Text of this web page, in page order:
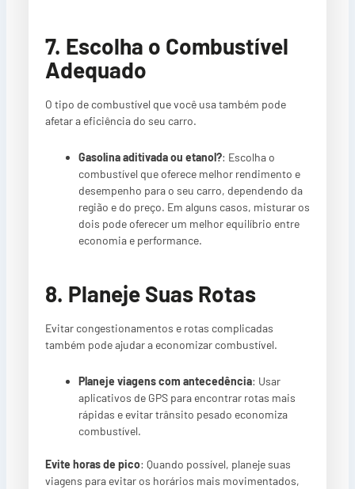
7. Escolha o Combustível
Adequado
O tipo de combustível que você usa também pode
afetar a eficiência do seu carro.
Gasolina aditivada ou etanol?: Escolha o
combustível que oferece melhor rendimento e
desempenho para o seu carro, dependendo da
região e do preço. Em alguns casos, misturar os
dois pode oferecer um melhor equilíbrio entre
economia e performance.
8. Planeje Suas Rotas
Evitar congestionamentos e rotas complicadas
também pode ajudar a economizar combustível.
Planeje viagens com antecedência: Usar
aplicativos de GPS para encontrar rotas mais
rápidas e evitar trânsito pesado economiza
combustível.
Evite horas de pico: Quando possível, planeje suas
viagens para evitar os horários mais movimentados,